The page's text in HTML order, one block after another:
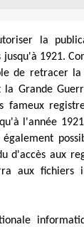
la
1921.
de retracer
Grande
fameux
l'année
d'accès aux
aux fichiers